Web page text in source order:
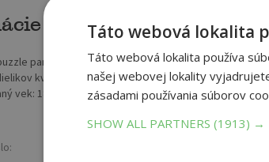
o produkte
panda 9ks. Drevené puzzle rozvíjajú kreativitu a
kvalitného dreva. Trénujú vizuálnu pamäť. Učia
vek: 18m +
6971608446252 Väzba:
Táto webová lokalita
Táto webová lokalita používa
našej webovej lokality
zásadami používania súborov
SHOW ALL PARTNERS (1913) →